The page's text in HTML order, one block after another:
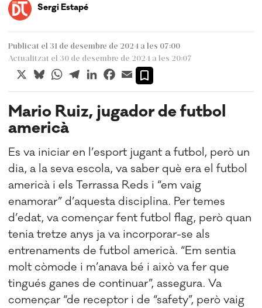
Sergi Estapé
Publicat el 31 de desembre de 2024 a les 07:00
Actualitzat el 30 de desembre de 2024 a les 20:07
X BlueskyWhatsApp
TelegramLinkedInFacebook
Email
Mario Ruiz, jugador de futbol
americà
Es va iniciar en l’esport jugant a futbol, però un
dia, a la seva escola, va saber què era el futbol
americà i els Terrassa Reds i “em vaig
enamorar” d’aquesta disciplina. Per temes
d’edat, va començar fent futbol flag, però quan
tenia tretze anys ja va incorporar-se als
entrenaments de futbol americà. “Em sentia
molt còmode i m’anava bé i això va fer que
tingués ganes de continuar”, assegura. Va
començar “de receptor i de “safety”, però vaig